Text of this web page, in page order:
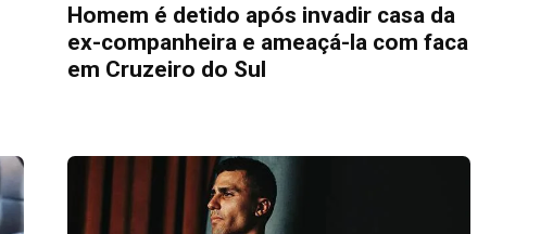
Homem é detido após invadir casa da
ex-companheira e ameaçá-la com faca
em Cruzeiro do Sul